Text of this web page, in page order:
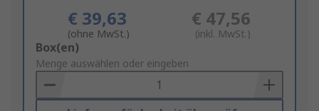
€ 39,63
(ohne MwSt.)
€ 47,56
(inkl. MwSt.)
Add
to
Basket
Box(en)
Menge auswählen oder eingeben